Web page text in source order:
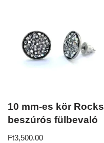
10 mm-es kör Rocks
beszúrós fülbevaló
Ft3,500.00